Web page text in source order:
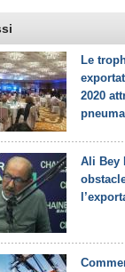
Le
2020
Ali Bey